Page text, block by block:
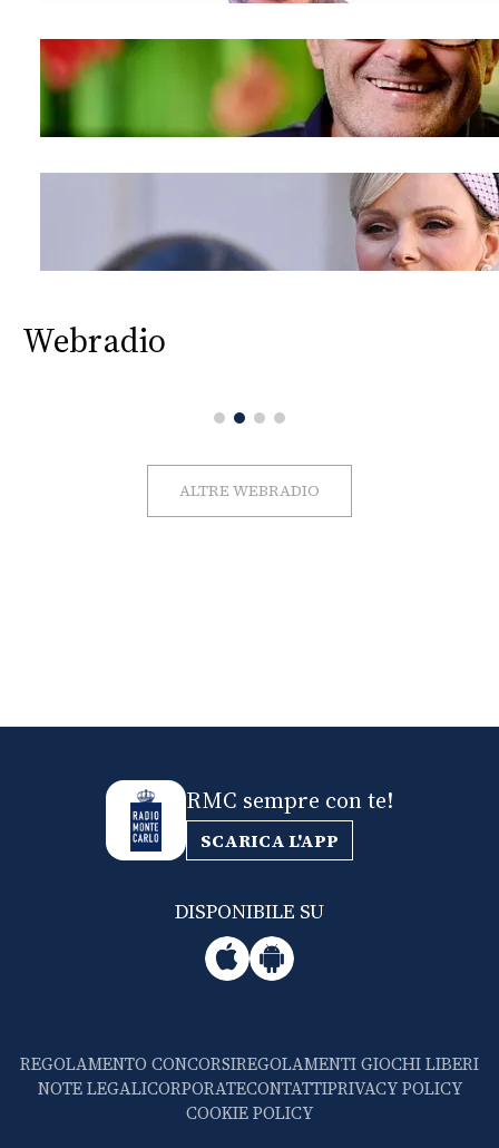
Webradio
ALTRE WEBRADIO
RMC sempre con te!
SCARICA L'APP
DISPONIBILE SU
REGOLAMENTO CONCORSIREGOLAMENTI GIOCHI LIBERI
NOTE LEGALICORPORATECONTATTIPRIVACY POLICY
COOKIE POLICY